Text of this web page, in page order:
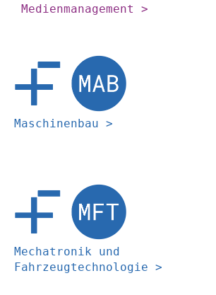
Medienmanagement >
Maschinenbau >
Mechatronik und
Fahrzeugtechnologie >